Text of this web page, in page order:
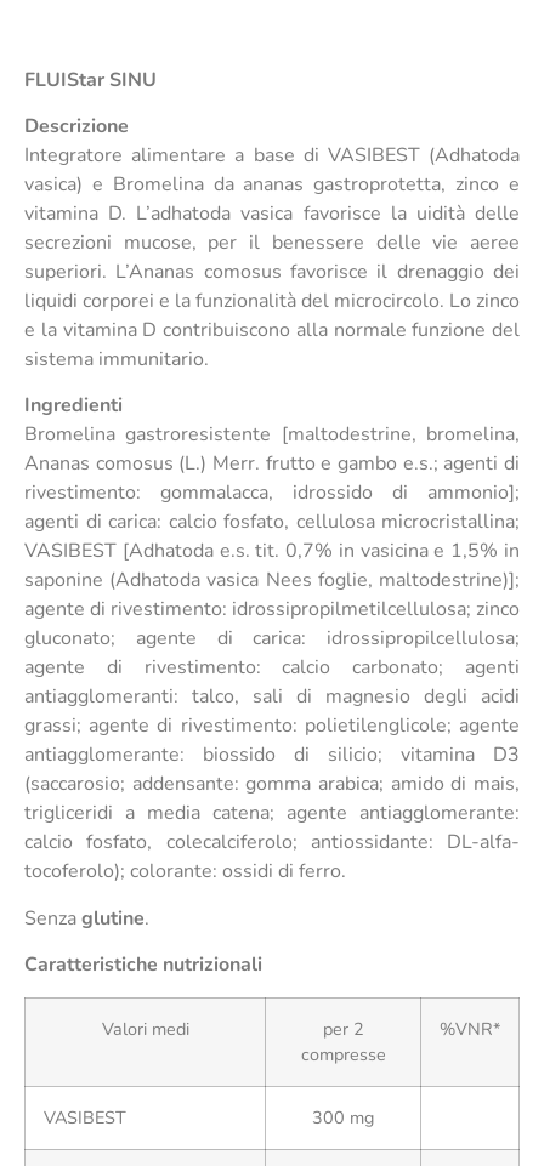
FLUIStar SINU
Descrizione
Integratore alimentare a base di VASIBEST (Adhatoda
vasica) e Bromelina da ananas gastroprotetta, zinco e
vitamina D. L’adhatoda vasica favorisce la uidità delle
secrezioni mucose, per il benessere delle vie aeree
superiori. L’Ananas comosus favorisce il drenaggio dei
liquidi corporei e la funzionalità del microcircolo. Lo zinco
e la vitamina D contribuiscono alla normale funzione del
sistema immunitario.
Ingredienti
Bromelina gastroresistente [maltodestrine, bromelina,
Ananas comosus (L.) Merr. frutto e gambo e.s.; agenti di
rivestimento: gommalacca, idrossido di ammonio];
agenti di carica: calcio fosfato, cellulosa microcristallina;
VASIBEST [Adhatoda e.s. tit. 0,7% in vasicina e 1,5% in
saponine (Adhatoda vasica Nees foglie, maltodestrine)];
agente di rivestimento: idrossipropilmetilcellulosa; zinco
gluconato; agente di carica: idrossipropilcellulosa;
agente di rivestimento: calcio carbonato; agenti
antiagglomeranti: talco, sali di magnesio degli acidi
grassi; agente di rivestimento: polietilenglicole; agente
antiagglomerante: biossido di silicio; vitamina D3
(saccarosio; addensante: gomma arabica; amido di mais,
trigliceridi a media catena; agente antiagglomerante:
calcio fosfato, colecalciferolo; antiossidante: DL-alfa-
tocoferolo); colorante: ossidi di ferro.
Senzaglutine.
Caratteristiche nutrizionali
Valori medi
per 2
compresse
%VNR*
VASIBEST 300 mg